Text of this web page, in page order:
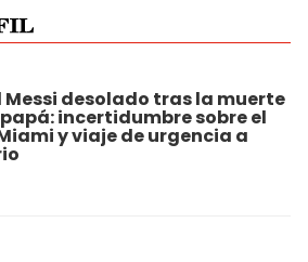
Messi desolado tras la muerte
incertidumbre sobre el
y viaje de urgencia a